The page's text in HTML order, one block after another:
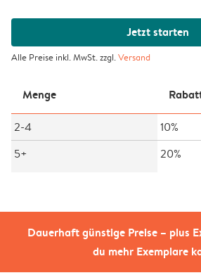
Dauerhaft günstige Preise – plus
du mehr Exemplare
Jetzt starten
Alle Preise inkl. MwSt. zzgl.Versand
Menge
2-4
10%
5+
20%